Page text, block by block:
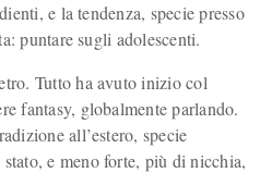
e la tendenza, specie presso
puntare sugli adolescenti.
Tutto ha avuto inizio col
fantasy, globalmente parlando.
all’estero, specie
e meno forte, più di nicchia,